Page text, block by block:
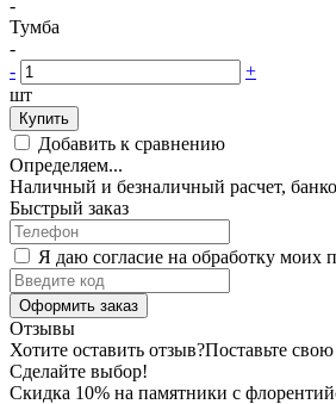
-
Тумба
-
-
+
шт
Купить
Добавить к сравнению
Определяем...
Наличный и безналичный расчет,
Быстрый заказ
Я даю согласие на обработку моих
Оформить заказ
Отзывы
Хотите оставить отзыв?Поставьте
Сделайте выбор!
Скидка 10% на памятники с